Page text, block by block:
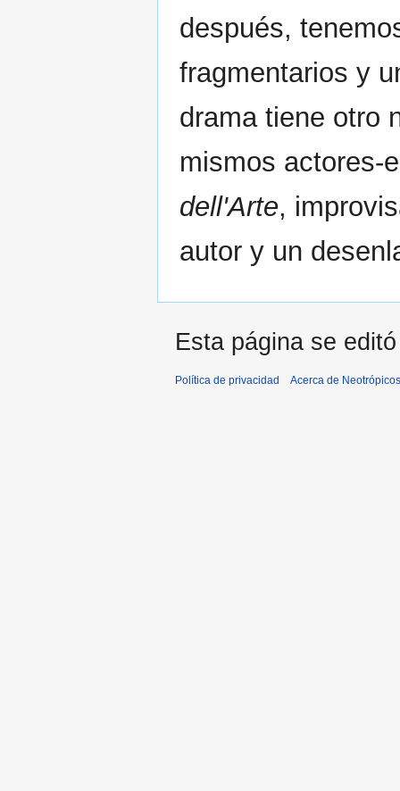
después,
fragmentarios y
drama tiene otro
mismos actores-
dell'Arte,
autor y un
Esta página se
Política de privacidad Acerca de Neotrópicos